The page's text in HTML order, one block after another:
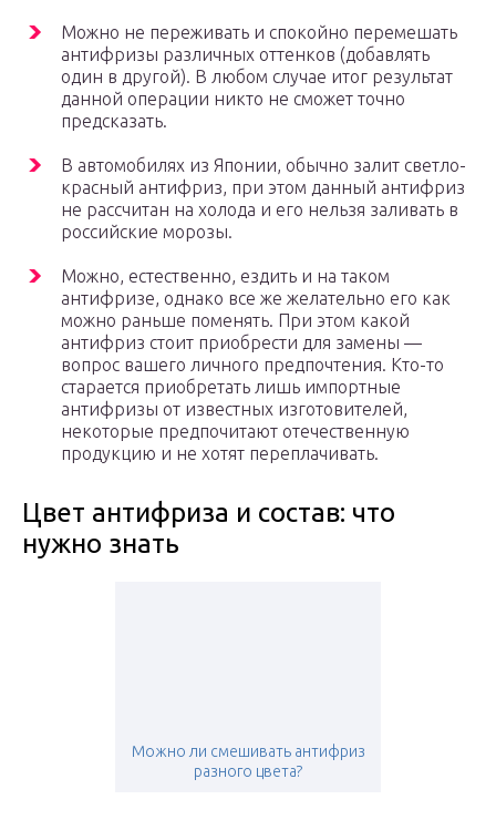
Можно не переживать и спокойно перемешать
антифризы различных оттенков (добавлять
один в другой). В любом случае итог результат
данной операции никто не сможет точно
предсказать.
В автомобилях из Японии, обычно залит светло-
красный антифриз, при этом данный антифриз
не рассчитан на холода и его нельзя заливать в
российские морозы.
Можно, естественно, ездить и на таком
антифризе, однако все же желательно его как
можно раньше поменять. При этом какой
антифриз стоит приобрести для замены —
вопрос вашего личного предпочтения. Кто-то
старается приобретать лишь импортные
антифризы от известных изготовителей,
некоторые предпочитают отечественную
продукцию и не хотят переплачивать.
Цвет антифриза и состав: что
нужно знать
Можно ли смешивать антифриз
разного цвета?